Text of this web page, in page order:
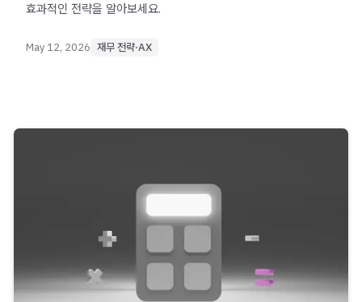
효과적인 전략을 알아보세요.
May 12, 2026 재무 전략·AX